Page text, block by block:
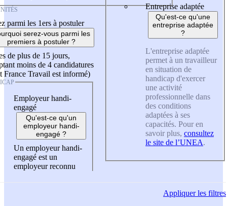
parmi les 1ers à postuler
serez-vous parmi les
premiers à postuler ?
de plus de 15 jours,
moins de 4 candidatures
France Travail est informé)
Employeur handi-
engagé
Qu'est-ce qu'un
employeur handi-
engagé ?
Un employeur handi-
engagé est un
employeur reconnu
Entreprise adaptée
Qu'est-ce qu'une
entreprise adaptée
?
L'entreprise adaptée
permet à un travailleur
en situation de
handicap d'exercer
une activité
professionnelle dans
des conditions
adaptées à ses
capacités. Pour en
savoir plus, consultez
le site de l’UNEA.
Appliquerles filtres